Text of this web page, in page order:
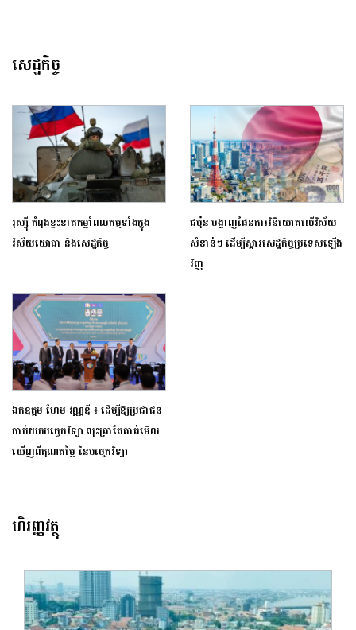
សេដ្ឋកិច្ច
រុស្ស៊ី កំពុងខ្វះខាតកម្លាំពលកម្មទាំងក្នុង
វិស័យយោធា និងសេដ្ឋកិច្ច
ជប៉ុន បង្ហាញផែនការវិនិយោគលើវិស័យ
សំខាន់ៗ ដើម្បីស្តារសេដ្ឋកិច្ចប្រទេសឡើង
វិញ
ឯកឧត្តម ហែម វណ្ណឌី ៖ ដើម្បីឱ្យប្រជាជន
ចាប់យកបច្ចេកវិទ្យា លុះត្រាតែគាត់មើល
ឃើញពីគុណតម្លៃ នៃបច្ចេកវិទ្យា
ហិរញ្ញវត្ថុ